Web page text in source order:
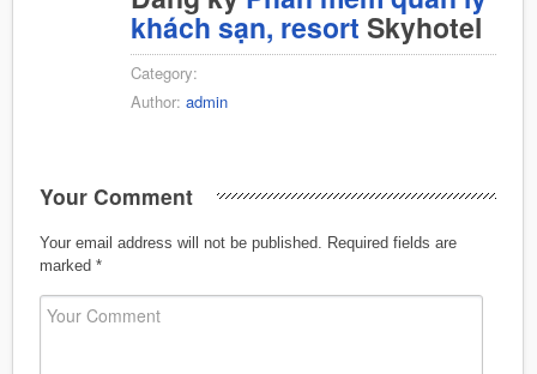
khách sạn, resort Skyhotel
Category:
Author: admin
Your Comment
Your email address will not be published.
Required fields are
marked *